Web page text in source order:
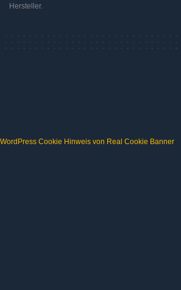
Hersteller.
WordPress Cookie Hinweis von Real Cookie Banner